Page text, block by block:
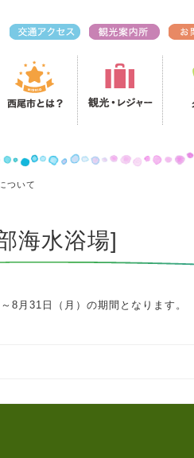
ついて
海水浴場]
8月31日（月）の期間となります。